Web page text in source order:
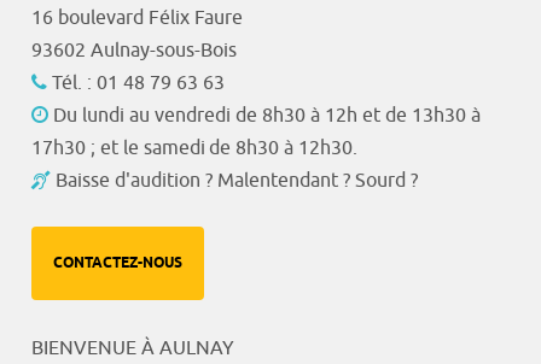
16 boulevard Félix Faure
93602 Aulnay-sous-Bois
Tél. : 01 48 79 63 63
Du lundi au vendredi de 8h30 à 12h et de 13h30 à
17h30 ; et le samedi de 8h30 à 12h30.
Baisse d'audition ? Malentendant ? Sourd ?
CONTACTEZ-NOUS
BIENVENUE À AULNAY